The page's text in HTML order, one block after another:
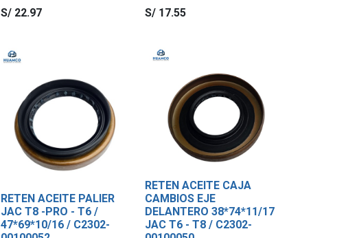
S/ 22.97
S/ 17.55
RETEN ACEITE PALIER
JAC T8 -PRO - T6 /
47*69*10/16 / C2302-
RETEN ACEITE CAJA
CAMBIOS EJE
DELANTERO 38*74*11/17
JAC T6 - T8 / C2302-